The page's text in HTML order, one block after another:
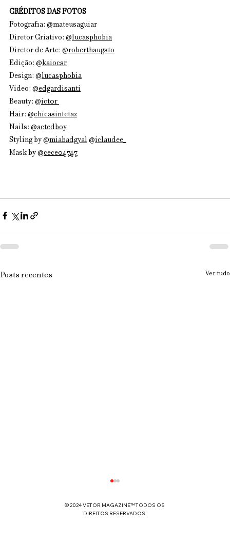
CRÉDITOS DAS FOTOS
Fotografia: @mateusaguiar
Diretor Criativo: @lucasphobia
Diretor de Arte: @roberthaugsto
Edição: @kaiocsr
Design: @lucasphobia
Video: @edgardisanti
Beauty: @ict0r
Hair: @chicasintetaz
Nails: @actedboy
Styling by @miabadgyal @iclaudee_
Mask by @cece04747
Posts recentes Ver tudo
© 2024 VETOR MAGAZINE™ TODOS OS
DIREITOS RESERVADOS.